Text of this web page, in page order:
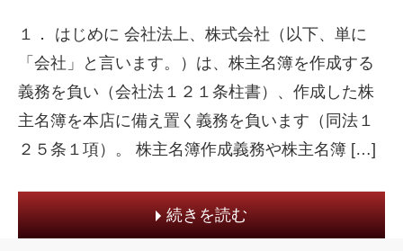
１． はじめに 会社法上、株式会社（以下、単に
「会社」と言います。）は、株主名簿を作成する
義務を負い（会社法１２１条柱書）、作成した株
主名簿を本店に備え置く義務を負います（同法１
２５条１項）。 株主名簿作成義務や株主名簿 […]
続きを読む